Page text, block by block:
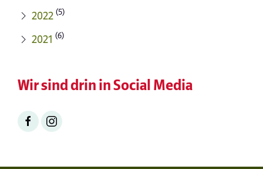
2022 (5)
2021 (6)
Wir sind drin in Social Media